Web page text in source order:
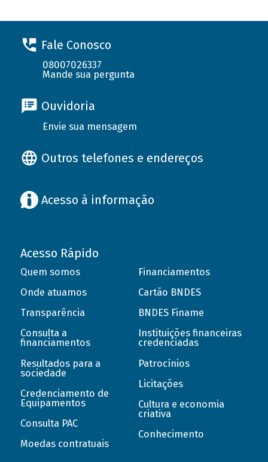
Fale Conosco
08007026337
Mande sua pergunta
Ouvidoria
Envie sua mensagem
Outros telefones e endereços
Acesso à informação
Acesso Rápido
Quem somos
Onde atuamos
Transparência
Consulta a
financiamentos
Resultados para a
sociedade
Credenciamento de
Equipamentos
Consulta PAC
Moedas contratuais
Financiamentos
Cartão BNDES
BNDES Finame
Instituições financeiras
credenciadas
Patrocínios
Licitações
Cultura e economia
criativa
Conhecimento